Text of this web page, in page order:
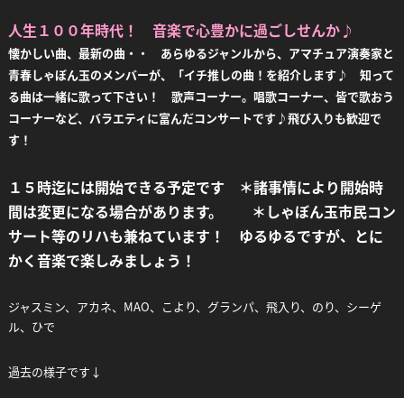
人生１００年時代！ 音楽で心豊かに過ごしせんか♪
懐かしい曲、最新の曲・・ あらゆるジャンルから、アマチュア演奏家と
青春しゃぼん玉のメンバーが、「イチ推しの曲！を紹介します♪ 知って
る曲は一緒に歌って下さい！ 歌声コーナー。唱歌コーナー、皆で歌おう
コーナーなど、バラエティに富んだコンサートです♪飛び入りも歓迎で
す！
１５時迄には開始できる予定です ＊諸事情により開始時
間は変更になる場合があります。 ＊しゃぼん玉市民コン
サート等のリハも兼ねています！ ゆるゆるですが、とに
かく音楽で楽しみましょう！
ジャスミン、アカネ、MAO、こより、グランパ、飛入り、のり、シーゲ
ル、ひで
過去の様子です↓